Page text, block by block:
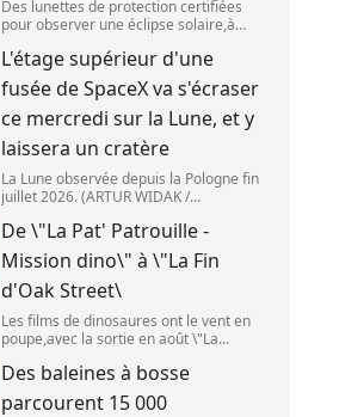
Des lunettes de protection certifiées
pour observer une éclipse solaire,à
2026. (JAIME REINA )
L'étage supérieur d'une
fusée de SpaceX va s'écraser
ce mercredi sur la Lune, et y
laissera un cratère
La Lune observée depuis la Pologne fin
juillet 2026. (ARTUR WIDAK /
fusée de SpaceX doit s\'écraser
accidentellement sur la Lune,mercredi
5 août. Cette coll
De \"La Pat' Patrouille -
Mission dino\" à \"La Fin
d'Oak Street\
Les films de dinosaures ont le vent en
poupe,avec la sortie en août \"La
d\'Oak Street\". (APOLLONIA HILVERDA
/ FRANCEINFO)
Des baleines à bosse
parcourent 15 000